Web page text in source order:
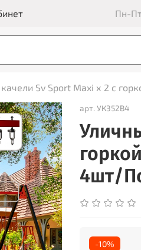
Пн-
Sv Sport Maxi х 2 с
арт. УК352В4
4шт/
-10%